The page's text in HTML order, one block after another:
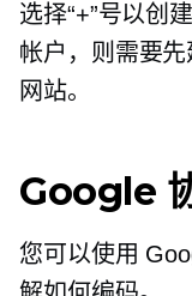
选择“+”号以创
帐户，则需要
网站。
Google
您可以使用